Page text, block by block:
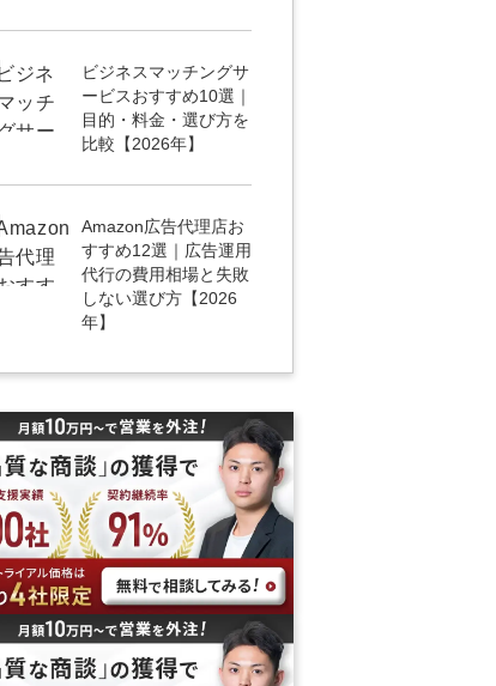
ビジネスマッチングサ
ービスおすすめ10選｜
目的・料金・選び方を
比較【2026年】
Amazon広告代理店お
すすめ12選｜広告運用
代行の費用相場と失敗
しない選び方【2026
年】